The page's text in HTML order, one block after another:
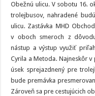
Obežnú ulicu. V sobotu 16.
trolejbusov, nahradené
ulicu. Zastávka MHD
v oboch smeroch z
nástup a výstup využiť
Cyrila a Metoda. Najneskôr
úsek sprejazdnený pre
bude premávka
Zároveň sa pre cestujúcich